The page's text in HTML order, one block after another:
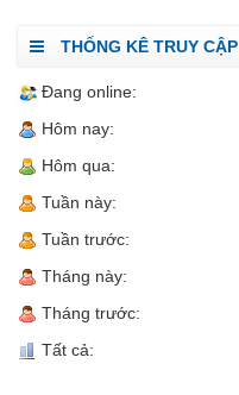
THỐNG KÊ TRUY CẬP
Đang online:
Hôm nay:
Hôm qua:
Tuần này:
Tuần trước:
Tháng này:
Tháng trước:
Tất cả: